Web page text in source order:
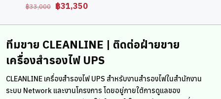
฿33,000
Original
was:
฿31,350Current
is:
ทีมขาย CLEANLINE | ติดต่อฝ่ายขาย
เครื่องสำรองไฟ UPS
CLEANLINE เครื่องสำรองไฟ UPS สำหรับงานสำรองไฟในสำนักงาน
ระบบ Network และงานโครงการ โดยอยู่ภายใต้การดูแลของ